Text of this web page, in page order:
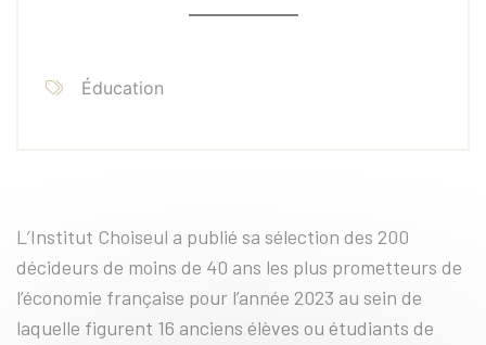
Éducation
L’Institut Choiseul a publié sa sélection des 200
décideurs de moins de 40 ans les plus prometteurs de
l’économie française pour l’année 2023 au sein de
laquelle figurent 16 anciens élèves ou étudiants de